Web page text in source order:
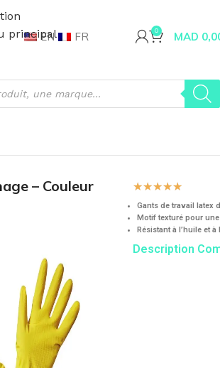
principal
EN FR 0 MAD
Nettoyage
– Couleur
☆☆☆☆☆
Gants de travail latex
Motif texturé pour
Résistant à l’huile et à
Description